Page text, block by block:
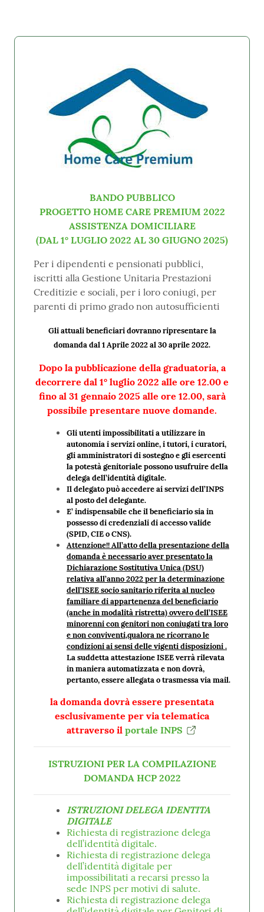
BANDO PUBBLICO
PROGETTO HOME CARE PREMIUM 2022
ASSISTENZA DOMICILIARE
(DAL 1° LUGLIO 2022 AL 30 GIUGNO 2025)
Per i dipendenti e pensionati pubblici,
iscritti alla Gestione Unitaria Prestazioni
Creditizie e sociali, per i loro coniugi, per
parenti di primo grado non autosufficienti
Gli attuali beneficiari dovranno ripresentare la
domanda dal 1 Aprile 2022 al 30 aprile 2022.
Dopo la pubblicazione della graduatoria, a
decorrere dal 1° luglio 2022 alle ore 12.00 e
fino al 31 gennaio 2025 alle ore 12.00, sarà
possibile presentare nuove domande.
Gli utenti impossibilitati a utilizzare in
autonomia i servizi online, i tutori, i curatori,
gli amministratori di sostegno e gli esercenti
la potestà genitoriale possono usufruire della
delega dell’identità digitale.
Il delegato può accedere ai servizi dell’INPS
al posto del delegante.
E’ indispensabile che il beneficiario sia in
possesso di credenziali di accesso valide
(SPID, CIE o CNS).
Attenzione!! All’atto della presentazione della
domanda è necessario aver presentato la
Dichiarazione Sostitutiva Unica (DSU)
relativa all’anno 2022 per la determinazione
dell’ISEE socio sanitario riferita al nucleo
familiare di appartenenza del beneficiario
(anche in modalità ristretta) ovvero dell’ISEE
minorenni con genitori non coniugati tra loro
e non conviventi,qualora ne ricorrano le
condizioni ai sensi delle vigenti disposizioni .
La suddetta attestazione ISEE verrà rilevata
in maniera automatizzata e non dovrà,
pertanto, essere allegata o trasmessa via mail.
la domanda dovrà essere presentata
esclusivamente per via telematica
attraverso il portale INPS
ISTRUZIONI PER LA COMPILAZIONE
DOMANDA HCP 2022
ISTRUZIONI DELEGA IDENTITA
DIGITALE
Richiesta di registrazione delega
dell’identità digitale.
Richiesta di registrazione delega
dell’identità digitale per
impossibilitati a recarsi presso la
sede INPS per motivi di salute.
Richiesta di registrazione delega